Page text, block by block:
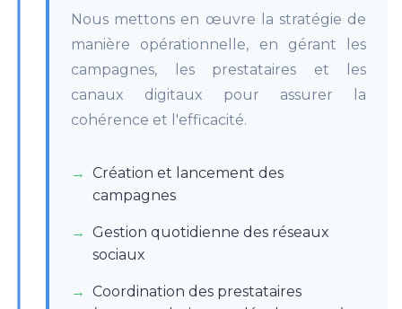
Nous mettons en œuvre la stratégie de
manière opérationnelle, en gérant les
campagnes, les prestataires et les
canaux digitaux pour assurer la
cohérence et l'efficacité.
Création et lancement des
campagnes
Gestion quotidienne des réseaux
sociaux
Coordination des prestataires